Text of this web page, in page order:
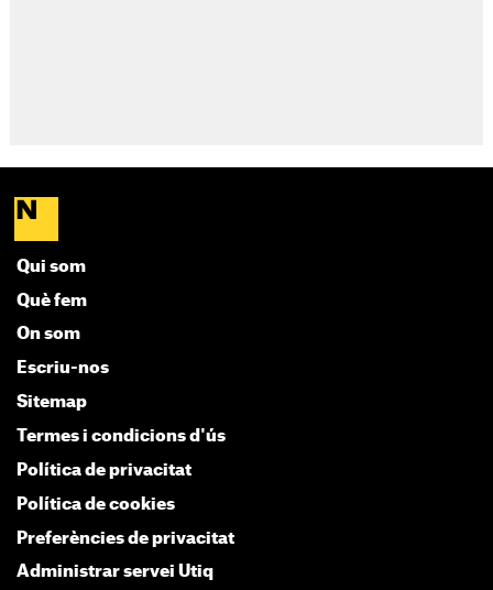
Qui som
Què fem
On som
Escriu-nos
Sitemap
Termes i condicions d'ús
Política de privacitat
Política de cookies
Preferències de privacitat
Administrar servei Utiq